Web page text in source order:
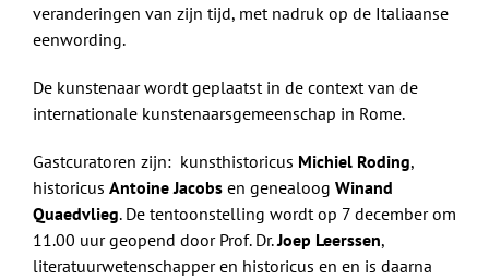
veranderingen van zijn tijd, met nadruk op de Italiaanse
eenwording.
De kunstenaar wordt geplaatst in de context van de
internationale kunstenaarsgemeenschap in Rome.
Gastcuratoren zijn: kunsthistoricus Michiel Roding,
historicus Antoine Jacobsen genealoog Winand
Quaedvlieg. De tentoonstelling wordt op 7 december om
11.00 uur geopend door Prof. Dr.Joep Leerssen,
literatuurwetenschapper en historicus en en is daarna